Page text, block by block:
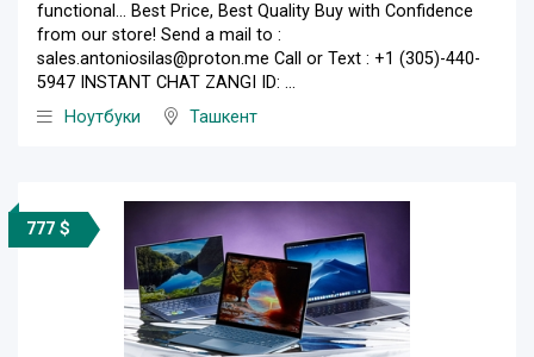
functional… Best Price, Best Quality Buy with Confidence
from our store! Send a mail to :
sales.antoniosilas@proton.me Call or Text : +1 (305)-440-
5947 INSTANT CHAT ZANGI ID: ...
Ноутбуки
Ташкент
777 $